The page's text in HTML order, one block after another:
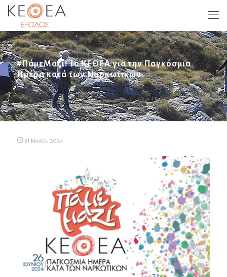
#ΠάμεΜαζί: Το ΚΕΘΕΑ για την Παγκόσμια
Ημέρα κατά των Ναρκωτικών.
21 Ιουνίου 2024